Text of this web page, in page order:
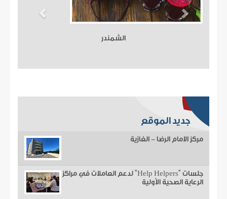
الشمندر
جديد الموقع
مركز الامام الرضا - الغازية
جلسات "Help Helpers" لدعم العاملات في مراكز
الرعاية الصحية الأولية